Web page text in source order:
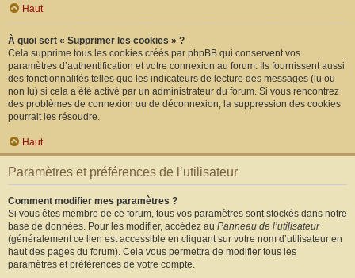
Haut
À quoi sert « Supprimer les cookies » ?
Cela supprime tous les cookies créés par phpBB qui conservent vos
paramètres d’authentification et votre connexion au forum. Ils fournissent aussi
des fonctionnalités telles que les indicateurs de lecture des messages (lu ou
non lu) si cela a été activé par un administrateur du forum. Si vous rencontrez
des problèmes de connexion ou de déconnexion, la suppression des cookies
pourrait les résoudre.
Haut
Paramètres et préférences de l’utilisateur
Comment modifier mes paramètres ?
Si vous êtes membre de ce forum, tous vos paramètres sont stockés dans notre
base de données. Pour les modifier, accédez au Panneau de l’utilisateur
(généralement ce lien est accessible en cliquant sur votre nom d’utilisateur en
haut des pages du forum). Cela vous permettra de modifier tous les
paramètres et préférences de votre compte.